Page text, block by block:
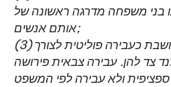
משפחה מדרגה ראשונה של
אותם אנשים;
(3) ביצוע עבירה שאינה נחשבת כעבירה פוליטית לצורך
צד להן. עבירה צבאית פירושה
ולא עבירה לפי המשפט